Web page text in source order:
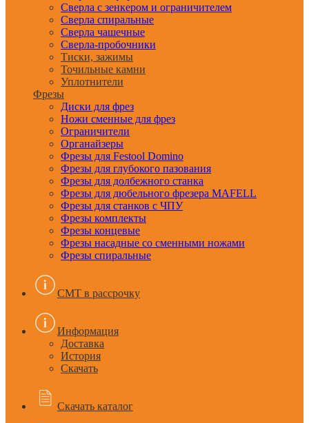
Сверла с зенкером и ограничителем
Сверла спиральные
Сверла чашечные
Сверла-пробочники
Тиски, зажимы
Точильные камни
Уплотнители
Фрезы
Диски для фрез
Ножи сменные для фрез
Ограничители
Органайзеры
Фрезы для Festool Domino
Фрезы для глубокого пазования
Фрезы для долбежного станка
Фрезы для дюбельного фрезера MAFELL
Фрезы для станков с ЧПУ
Фрезы комплекты
Фрезы концевые
Фрезы насадные со сменными ножами
Фрезы спиральные
CMT в рассрочку
Информация
Доставка
История
Скачать
Скачать каталог